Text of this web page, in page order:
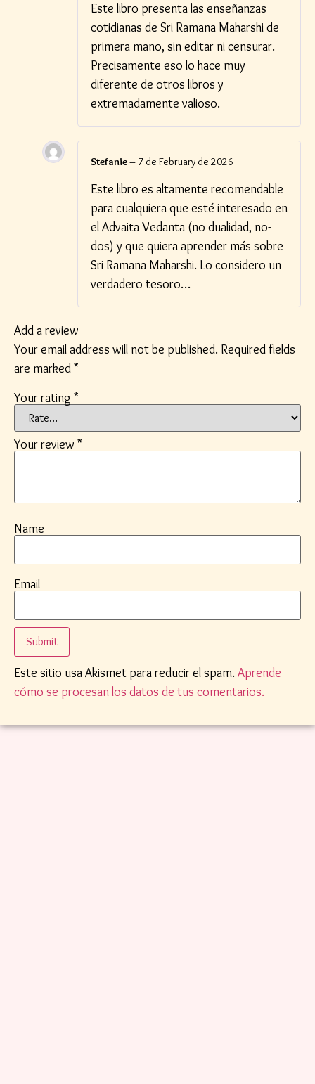
Este libro presenta las enseñanzas
cotidianas de Sri Ramana Maharshi de
primera mano, sin editar ni censurar.
Precisamente eso lo hace muy
diferente de otros libros y
extremadamente valioso.
Stefanie– 7 de February de 2026
Este libro es altamente recomendable
para cualquiera que esté interesado en
el Advaita Vedanta (no dualidad, no-
dos) y que quiera aprender más sobre
Sri Ramana Maharshi. Lo considero un
verdadero tesoro…
Add a review
Your email address will not be published. Required fields
are marked*
Your rating*
Your review *
Name
Email
Este sitio usa Akismet para reducir el spam. Aprende
cómo se procesan los datos de tus comentarios.